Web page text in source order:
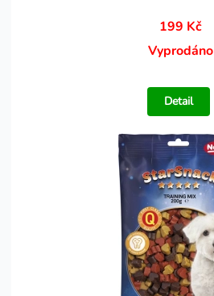
199 Kč
Vyprodáno
Detail